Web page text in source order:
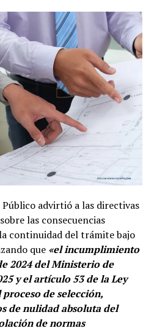
advirtió a las directivas
las consecuencias
continuidad del trámite bajo
que «el incumplimiento
2024 del Ministerio de
y el artículo 53 de la Ley
de selección,
de nulidad absoluta del
de normas